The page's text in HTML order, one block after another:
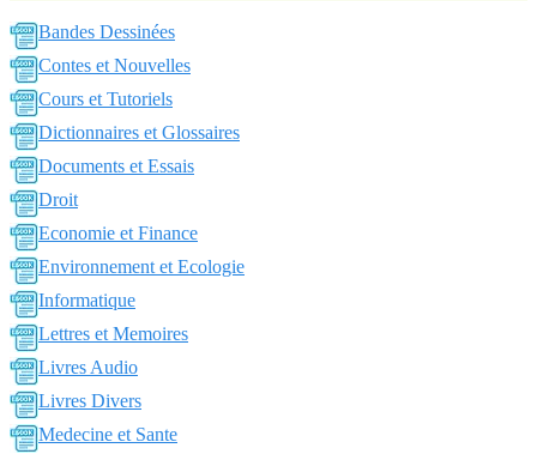
Bandes Dessinées
Contes et Nouvelles
Cours et Tutoriels
Dictionnaires et Glossaires
Documents et Essais
Droit
Economie et Finance
Environnement et Ecologie
Informatique
Lettres et Memoires
Livres Audio
Livres Divers
Medecine et Sante